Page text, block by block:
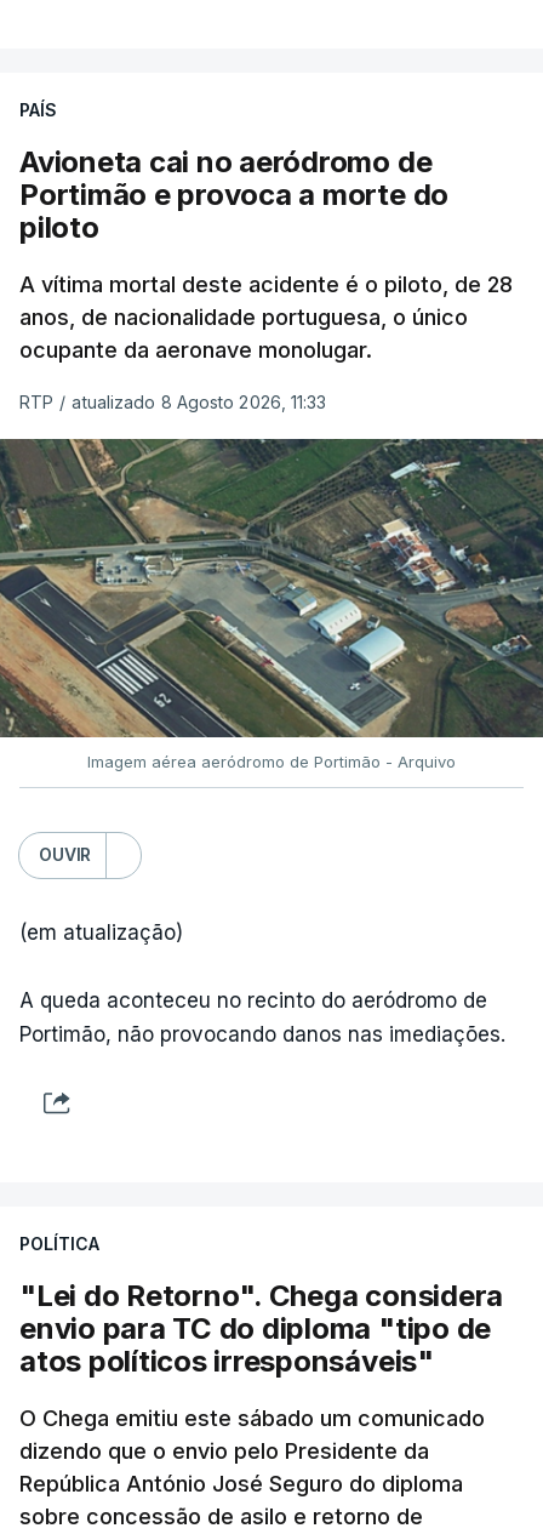
PAÍS
Avioneta cai no aeródromo de
Portimão e provoca a morte do
piloto
A vítima mortal deste acidente é o piloto, de 28
anos, de nacionalidade portuguesa, o único
ocupante da aeronave monolugar.
RTP / atualizado 8 Agosto 2026, 11:33
Imagem aérea aeródromo de Portimão - Arquivo
OUVIR
(em atualização)
A queda aconteceu no recinto do aeródromo de
Portimão, não provocando danos nas imediações.
POLÍTICA
"Lei do Retorno". Chega considera
envio para TC do diploma "tipo de
atos políticos irresponsáveis"
O Chega emitiu este sábado um comunicado
dizendo que o envio pelo Presidente da
República António José Seguro do diploma
sobre concessão de asilo e retorno de